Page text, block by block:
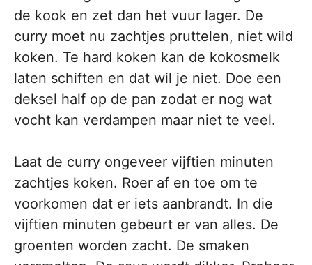
de kook en zet dan het vuur lager. De
curry moet nu zachtjes pruttelen, niet wild
koken. Te hard koken kan de kokosmelk
laten schiften en dat wil je niet. Doe een
deksel half op de pan zodat er nog wat
vocht kan verdampen maar niet te veel.
Laat de curry ongeveer vijftien minuten
zachtjes koken. Roer af en toe om te
voorkomen dat er iets aanbrandt. In die
vijftien minuten gebeurt er van alles. De
groenten worden zacht. De smaken